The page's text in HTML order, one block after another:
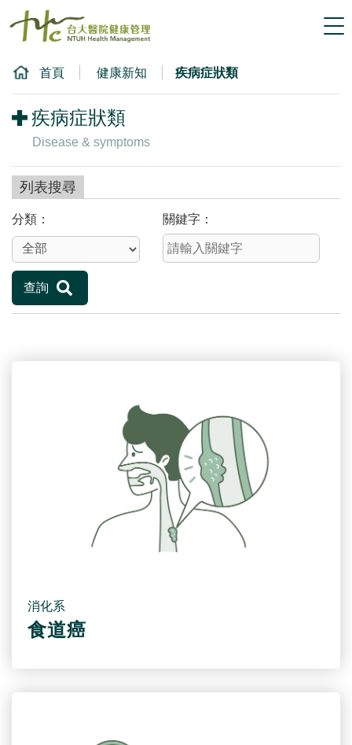
首頁 健康新知 疾病症狀類
疾病症狀類
Disease & symptoms
列表搜尋
分類 關鍵字
消化系
食道癌